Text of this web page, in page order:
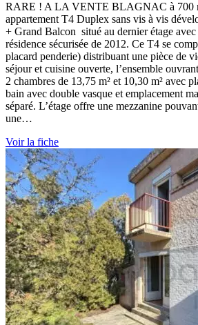
RARE ! A LA VENTE BLAGNAC à 700
appartement T4 Duplex sans vis à vis
+ Grand Balcon situé au dernier étage avec
résidence sécurisée de 2012. Ce T4 se
placard penderie) distribuant une pièce de
séjour et cuisine ouverte, l’ensemble
2 chambres de 13,75 m² et 10,30 m² avec
bain avec double vasque et emplacement
séparé. L’étage offre une mezzanine
une…
Voir la fiche